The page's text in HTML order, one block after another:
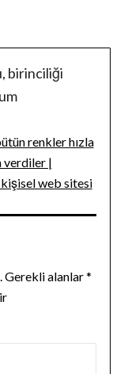
birinciliği
renkler hızla
verdiler |
web sitesi
Gerekli alanlar*